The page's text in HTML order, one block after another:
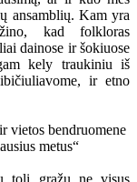
ansamblių. Kam yra
kad folkloras
dainose ir šokiuose
kely traukiniu iš
ir etno
toli gražu ne visus